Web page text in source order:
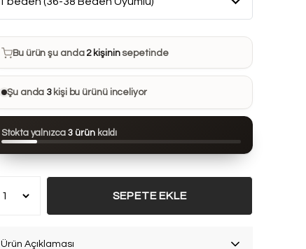
Bu ürün son 7 günde8 kezsatın alındı
Bu ürün şu anda 2 kişininsepetinde
Bu ürün son 24 saatte75 kezgörüntülendi
Şu anda 3kişi bu ürünü inceliyor
Stokta yalnızca 3 ürün kaldı
SEPETE EKLE
Ürün Açıklaması